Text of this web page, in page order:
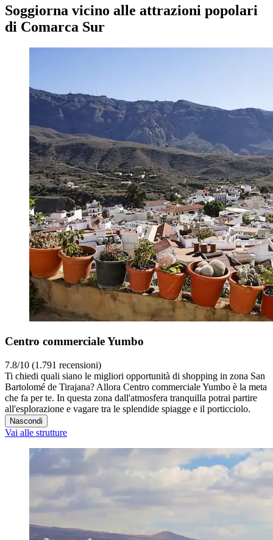
Soggiorna vicino alle attrazioni popolari
di Comarca Sur
Centro commerciale Yumbo
7.8/10 (1.791 recensioni)
Ti chiedi quali siano le migliori opportunità di shopping in zona San
Bartolomé de Tirajana? Allora Centro commerciale Yumbo è la meta
che fa per te. In questa zona dall'atmosfera tranquilla potrai partire
all'esplorazione e vagare tra le splendide spiagge e il porticciolo.
Nascondi
Vai alle strutture